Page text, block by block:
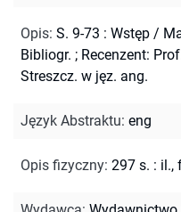
Opis: S. 9-73 : Wstęp /
Bibliogr. ; Recenzent:
Streszcz. w jęz. ang.
Język Abstraktu: eng
Opis fizyczny: 297 s. : il.,